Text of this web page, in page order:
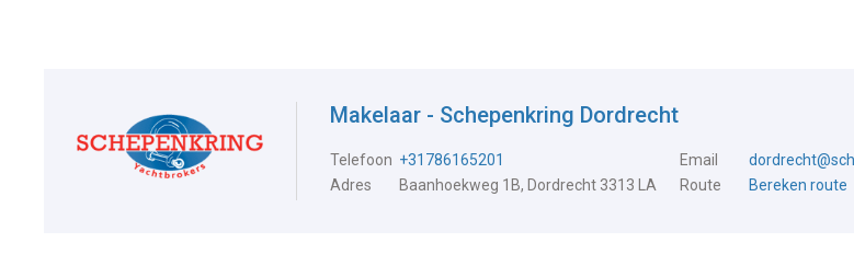
Makelaar - Schepenkring Dordrecht
Telefoon +31786165201 Email
Adres
Baanhoekweg 1B, Dordrecht 3313 LA Route Bereken route